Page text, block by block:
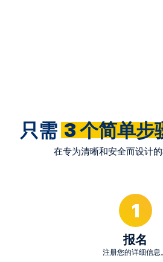
只需 3 个简单步
在专为清晰和安全而设计的
1
报名
注册您的详细信息。